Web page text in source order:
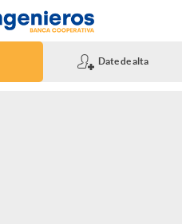
Date de alta